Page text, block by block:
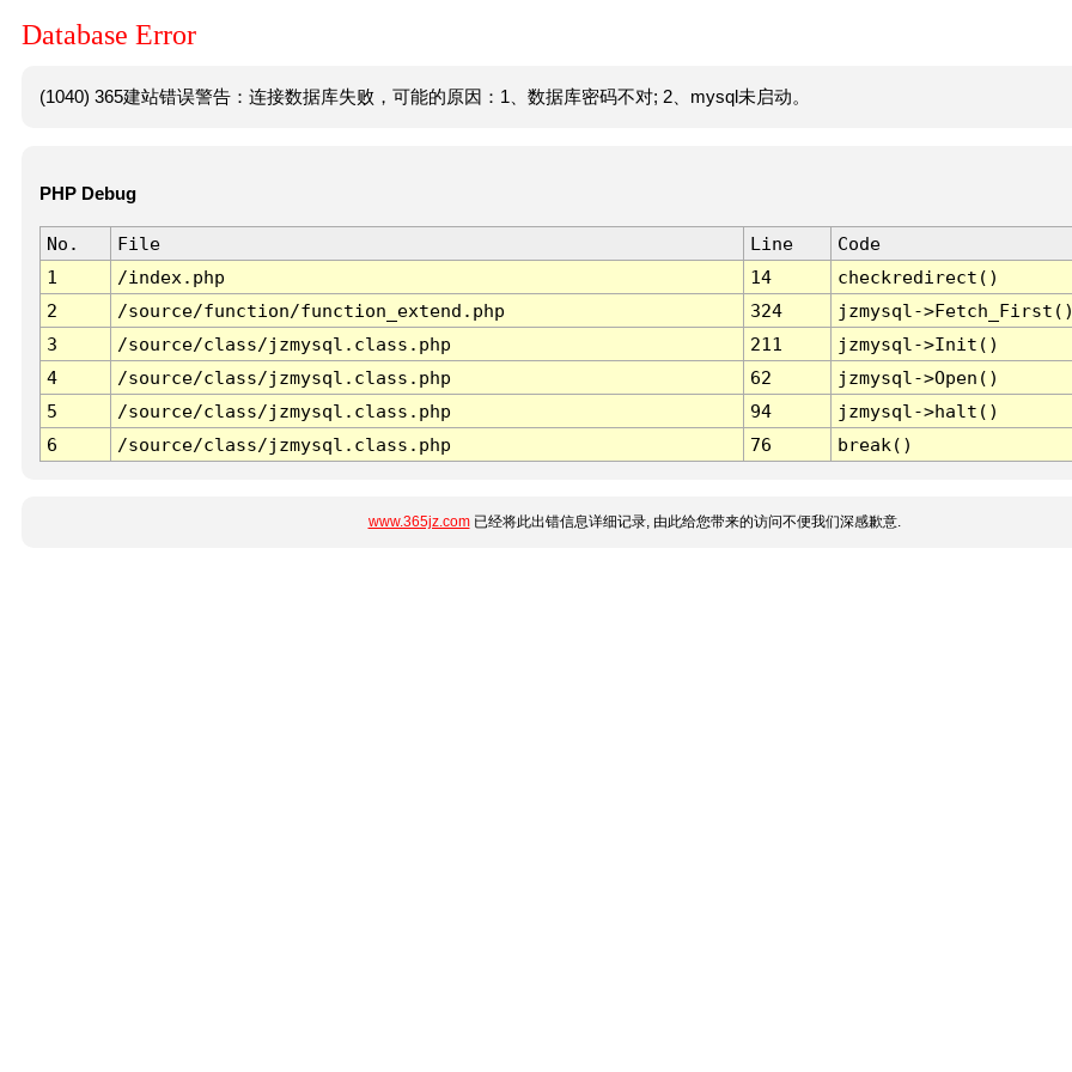
Database Error
(1040) 365建站错误警告：连接数据库失败，可能的原因：1、数据库密码不对; 2、mysql未启动。
PHP Debug
No. File Line
Code
1
/index.php 14
checkredirect()
2
/source/function/function_extend.php 324
jzmysql-
3
/source/class/jzmysql.class.php 211
jzmysql->Init()
4
/source/class/jzmysql.class.php 62
jzmysql->Open()
5
/source/class/jzmysql.class.php 94
jzmysql->halt()
6
/source/class/jzmysql.class.php 76 break()
www.365jz.com已经将此出错信息详细记录, 由此给您带来的访问不便我们深感歉意.